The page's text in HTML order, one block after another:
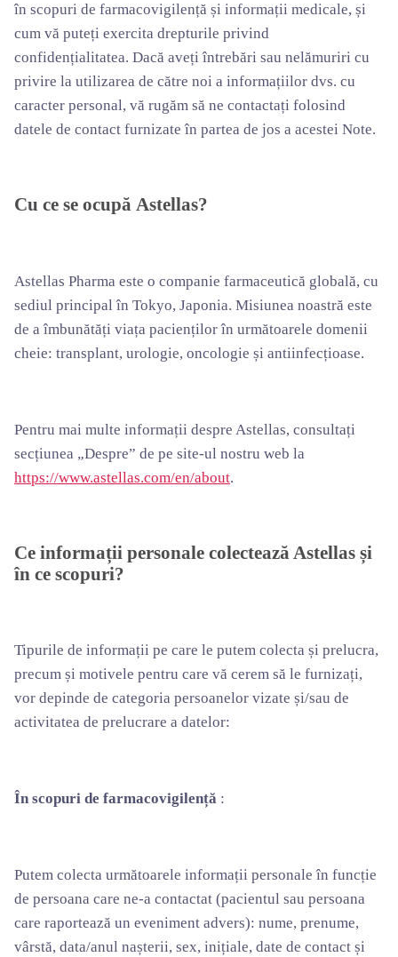
în scopuri de farmacovigilență și informații medicale, și
cum vă puteți exercita drepturile privind
confidențialitatea. Dacă aveți întrebări sau nelămuriri cu
privire la utilizarea de către noi a informațiilor dvs. cu
caracter personal, vă rugăm să ne contactați folosind
datele de contact furnizate în partea de jos a acestei Note.
Cu ce se ocupă Astellas?
Astellas Pharma este o companie farmaceutică globală, cu
sediul principal în Tokyo, Japonia. Misiunea noastră este
de a îmbunătăți viața pacienților în următoarele domenii
cheie: transplant, urologie, oncologie și antiinfecțioase.
Pentru mai multe informații despre Astellas, consultați
secțiunea „Despre” de pe site-ul nostru web la
https://www.astellas.com/en/about.
Ce informații personale colectează Astellas și
în ce scopuri?
Tipurile de informații pe care le putem colecta și prelucra,
precum și motivele pentru care vă cerem să le furnizați,
vor depinde de categoria persoanelor vizate și/sau de
activitatea de prelucrare a datelor:
În scopuri de farmacovigilență :
Putem colecta următoarele informații personale în funcție
de persoana care ne-a contactat (pacientul sau persoana
care raportează un eveniment advers): nume, prenume,
vârstă, data/anul nașterii, sex, inițiale, date de contact și